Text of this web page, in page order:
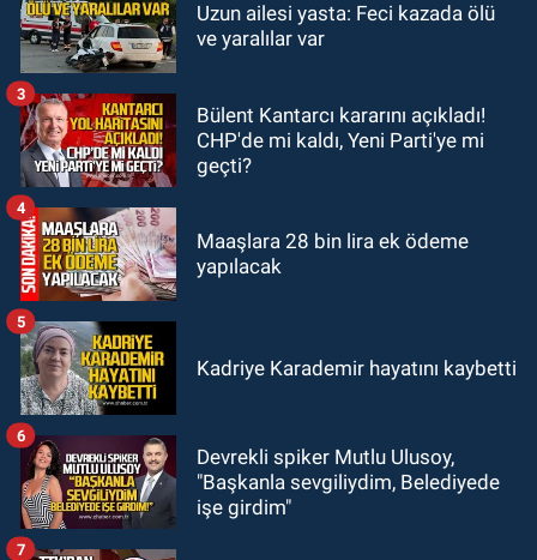
19:12TMO kabuklu fındık alım
GÜNDEM
18:52Zonguldak'ta pitbul köpek
anne ve çocuğuna saldırdı: Tedavi
Uzun ailesi yasta: Feci kazada ölü
ve yaralılar var
Bülent Kantarcı kararını açıkladı!
CHP'de mi kaldı, Yeni Parti'ye mi
geçti?
3
Maaşlara 28 bin lira ek ödeme
yapılacak
4
Kadriye Karademir hayatını kaybetti
5
Devrekli spiker Mutlu Ulusoy,
"Başkanla sevgiliydim, Belediyede
işe girdim"
6
7